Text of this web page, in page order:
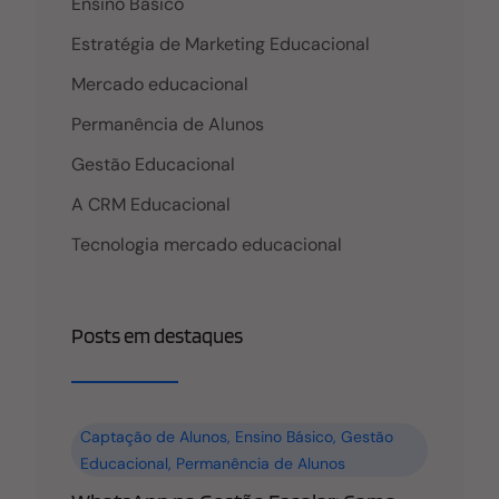
Estratégia de Marketing Educacional
Mercado educacional
Permanência de Alunos
Gestão Educacional
A CRM Educacional
Tecnologia mercado educacional
Posts em destaques
Captação de Alunos, Ensino Básico,Gestão
Educacional, Permanência de Alunos